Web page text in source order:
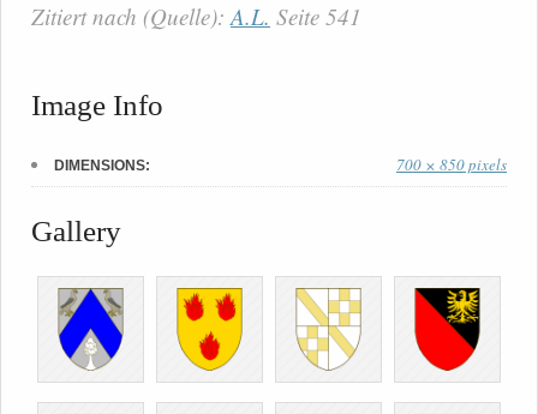
Zitiert nach (Quelle):A.L. Seite 541
Image Info
DIMENSIONS: 700 × 850 pixels
Gallery